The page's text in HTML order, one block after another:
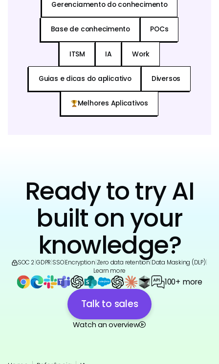
Gerenciamento do conhecimento
Base de conhecimento POCs
ITSM IA Work
Guias e dicas do aplicativo Diversos
Melhores Aplicativos
Ready to try AI
built on your
knowledge?
SOC 2 GDPR SSO|Encryption Zero data retention Data Masking (DLP)
Learn more
100+ more
Talk to sales
Watch an overview